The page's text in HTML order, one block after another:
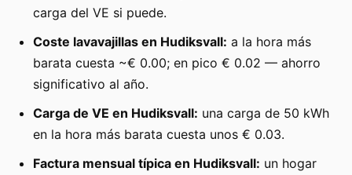
carga del VE si puede.
Coste lavavajillas en Hudiksvall: a la hora más
barata cuesta ~€ 0.00; en pico € 0.02 — ahorro
significativo al año.
Carga de VE en Hudiksvall: una carga de 50 kWh
en la hora más barata cuesta unos € 0.03.
Factura mensual típica en Hudiksvall: un hogar